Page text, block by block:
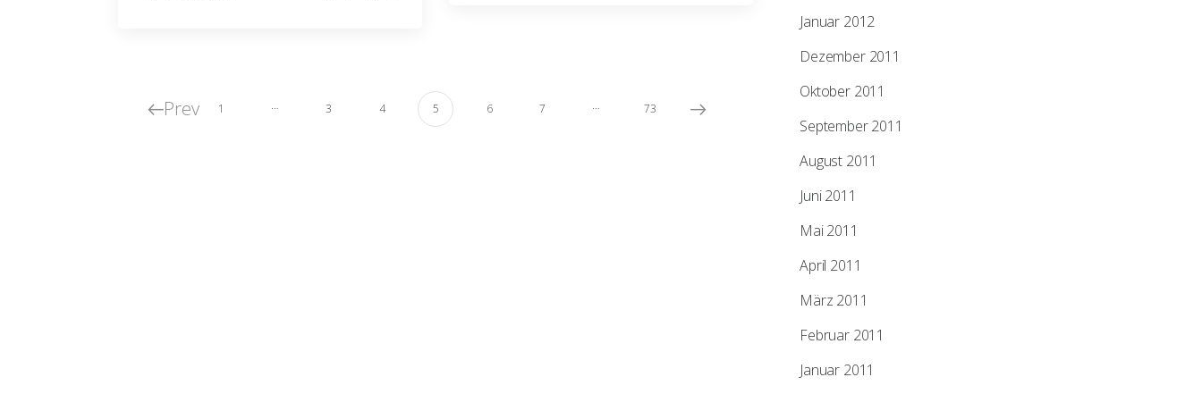
Januar 2012
Dezember 2011
Oktober 2011
September 2011
August 2011
Juni 2011
Mai 2011
April 2011
März 2011
Februar 2011
Januar 2011
Prev 1 … 3 4 5 6 7 … 73